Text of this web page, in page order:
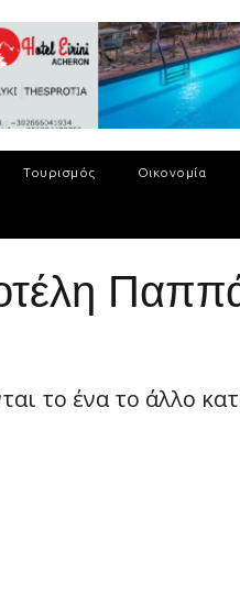
Τουρισμός Οικονομία
το ένα το άλλο